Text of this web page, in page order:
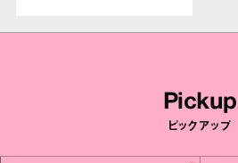
Pickup
ピックアップ